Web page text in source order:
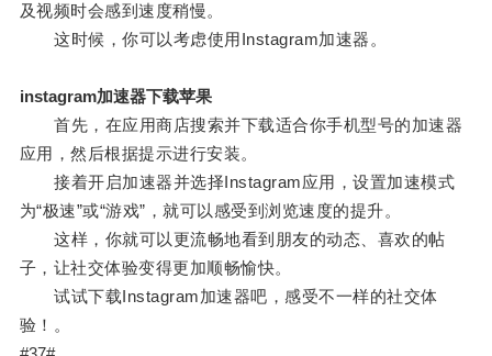
及视频时会感到速度稍慢。
这时候，你可以考虑使用Instagram加速器。
instagram加速器下载苹果
首先，在应用商店搜索并下载适合你手机型号的加速器
应用，然后根据提示进行安装。
接着开启加速器并选择Instagram应用，设置加速模式
为“极速”或“游戏”，就可以感受到浏览速度的提升。
这样，你就可以更流畅地看到朋友的动态、喜欢的帖
子，让社交体验变得更加顺畅愉快。
试试下载Instagram加速器吧，感受不一样的社交体
验！。